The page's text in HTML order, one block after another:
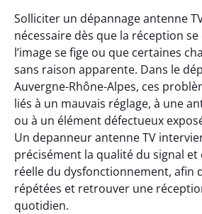
Solliciter un dépannage antenne
nécessaire dès que la réception
l’image se fige ou que certaines
sans raison apparente. Dans le
Auvergne-Rhône-Alpes, ces
liés à un mauvais réglage, à une
ou à un élément défectueux
Un depanneur antenne TV
précisément la qualité du signal
réelle du dysfonctionnement, afin
répétées et retrouver une
quotidien.